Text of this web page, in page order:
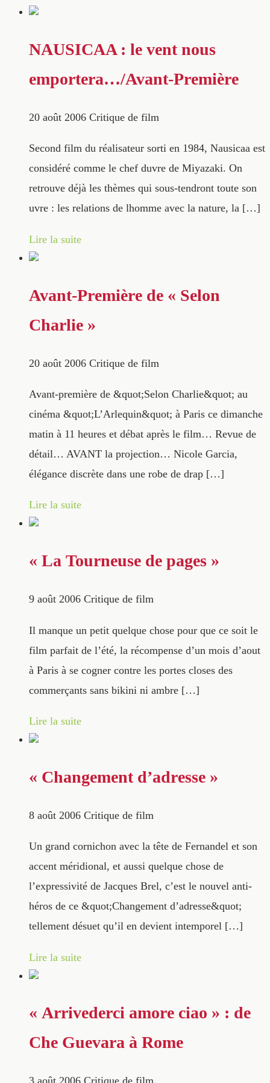
NAUSICAA : le vent nous
emportera…/Avant-Première
20 août 2006 Critique de film
Second film du réalisateur sorti en 1984, Nausicaa est
considéré comme le chef duvre de Miyazaki. On
retrouve déjà les thèmes qui sous-tendront toute son
uvre : les relations de lhomme avec la nature, la […]
Lire la suite
Avant-Première de « Selon
Charlie »
20 août 2006 Critique de film
Avant-première de &quot;Selon Charlie&quot; au
cinéma &quot;L’Arlequin&quot; à Paris ce dimanche
matin à 11 heures et débat après le film… Revue de
détail… AVANT la projection… Nicole Garcia,
élégance discrète dans une robe de drap […]
Lire la suite
« La Tourneuse de pages »
9 août 2006 Critique de film
Il manque un petit quelque chose pour que ce soit le
film parfait de l’été, la récompense d’un mois d’aout
à Paris à se cogner contre les portes closes des
commerçants sans bikini ni ambre […]
Lire la suite
« Changement d’adresse »
8 août 2006 Critique de film
Un grand cornichon avec la tête de Fernandel et son
accent méridional, et aussi quelque chose de
l’expressivité de Jacques Brel, c’est le nouvel anti-
héros de ce &quot;Changement d’adresse&quot;
tellement désuet qu’il en devient intemporel […]
Lire la suite
« Arrivederci amore ciao » : de
Che Guevara à Rome